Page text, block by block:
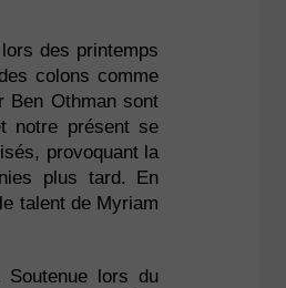
des printemps
colons comme
Ben Othman sont
notre présent se
provoquant la
plus tard. En
talent de Myriam
Soutenue lors du